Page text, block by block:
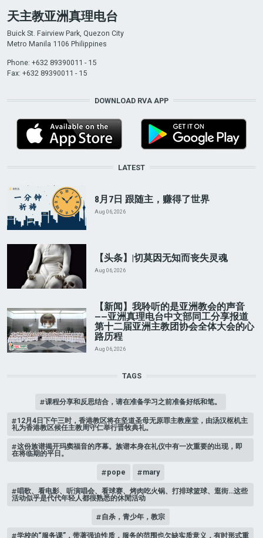
天主教亚洲真理电台
Buick St. Fairview Park, Quezon City
Metro Manila 1106 Philippines
Phone: +632 89390011 - 15
Fax: +632 89390011 - 15
DOWNLOAD RVA APP
LATEST
8月7日 跟随主，赚得了世界
Aug 06, 2026
【头条】|切莫因无知而丧失灵魂
Aug 06, 2026
【新闻】我聆听的是亚洲教会的声音
——亚洲真理电台中文部同工分享报道
第十二届亚洲主教团协会全体大会的心
路历程
Aug 06, 2026
TAGS
课程分享和反思结合，请在准备学习之前准备好纸和笔。
12月4日下午三时，香港教区将在坚道圣母无原罪主教座堂，由汤汉枢机主
礼为香港教区候任主教周守仁举行晋牧典礼。
这份族谱揭开玛窦福音的序幕。族谱本身在礼仪中有一次重要的出现，即
在将临期的平日。
pope mary
唱歌、看电影、听演唱会、看球赛、烤肉吃火锅、打排球篮球、逛街…这些
活动似乎是代代年轻人都很熟悉的休閒活动
自杀，青少年，教宗
学校的“服务课”，带著强迫性质，服务的范围也欠缺实质意义，有时形式重